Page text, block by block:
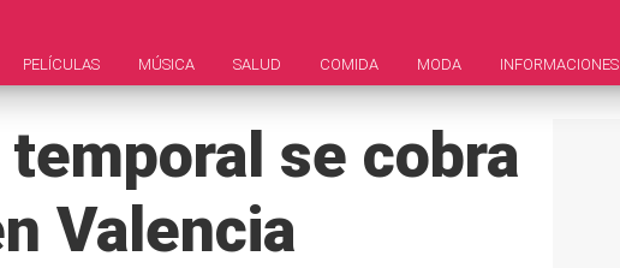
PELÍCULAS MÚSICA SALUD COMIDA MODA INFORMACIONES
se cobra
Valencia